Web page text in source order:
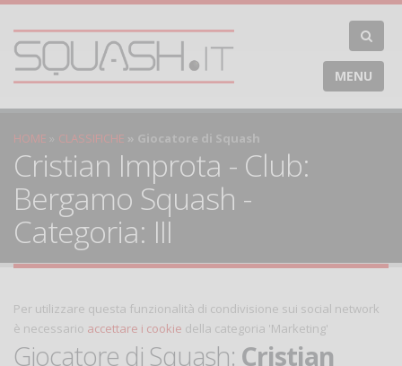
MENU
HOME CLASSIFICHE Giocatore di Squash
Cristian Improta - Club:
Bergamo Squash -
Categoria: III
Per utilizzare questa funzionalità di condivisione sui social network
è necessario accettare i cookie della categoria 'Marketing'
Giocatore di Squash: Cristian